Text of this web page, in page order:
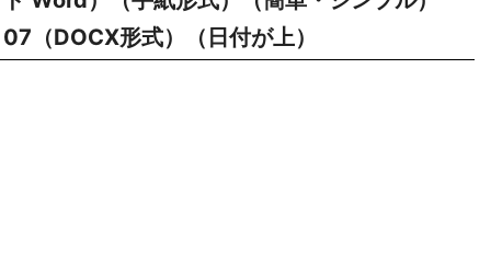
07（DOCX形式）（日付が上）